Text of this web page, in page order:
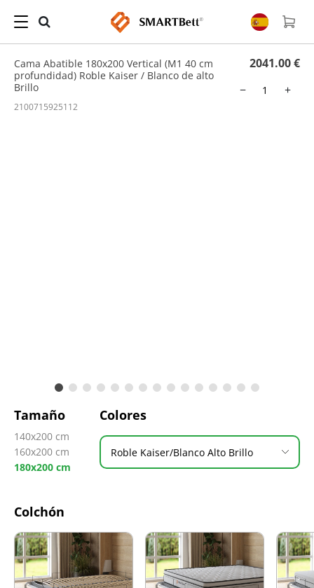
Hogar Cama Abatible
/ Cama Abatible 180x200 Vertical (M1 40 cm profundidad)
Cama Abatible 180x200 Vertical (M1 40 cm
profundidad) Roble Kaiser / Blanco de alto
Brillo
2041.00 €
−
+
2100715925112
Tamaño
140x200 cm
160x200 cm
180x200 cm
Colores
Roble Kaiser/Blanco Alto Brillo
Colchón